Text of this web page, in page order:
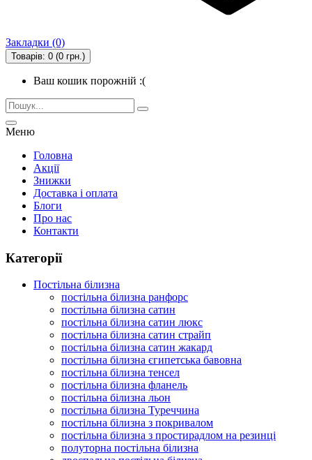
Закладки (0)
Товарів: 0 (0 грн.)
Ваш кошик порожній :(
Меню
Головна
Акції
Знижки
Доставка і оплата
Блоги
Про нас
Контакти
Категорії
Постільна білизна
постільна білизна ранфорс
постільна білизна сатин
постільна білизна сатин люкс
постільна білизна сатин страйп
постільна білизна сатин жакард
постільна білизна єгипетська бавовна
постільна білизна тенсел
постільна білизна фланель
постільна білизна льон
постільна білизна Туреччина
постільна білизна з покривалом
постільна білизна з простирадлом на резинці
полуторна постільна білизна